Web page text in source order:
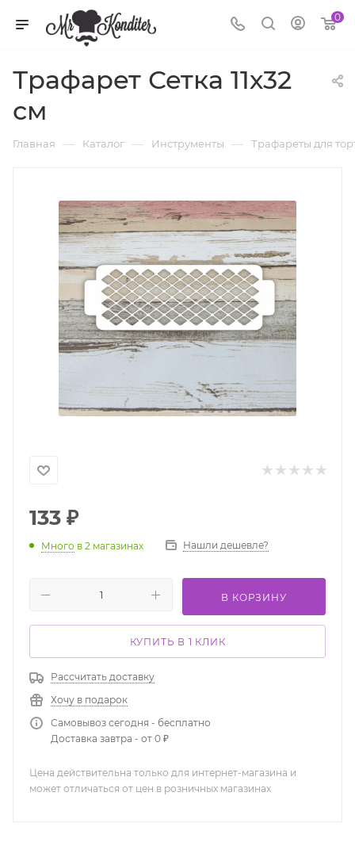
0
Трафарет Сетка 11х32
см
Главная — Каталог — Инструменты — Трафареты для
133 ₽
Много в 2 магазинах Нашли дешевле?
В КОРЗИНУ
КУПИТЬ В 1 КЛИК
Рассчитать доставку
Хочу в подарок
Самовывоз сегодня - бесплатно
Доставка завтра - от 0 ₽
Цена действительна только для интернет-магазина и
может отличаться от цен в розничных магазинах